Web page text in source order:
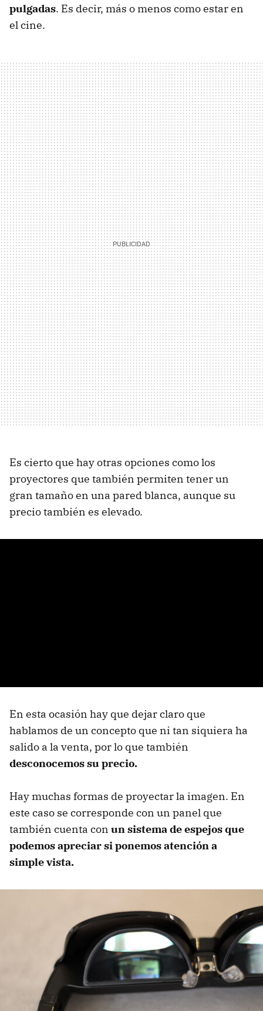
pulgadas. Es decir, más o menos como estar en
el cine.
Es cierto que hay otras opciones como los
proyectores que también permiten tener un
gran tamaño en una pared blanca, aunque su
precio también es elevado.
En esta ocasión hay que dejar claro que
hablamos de un concepto que ni tan siquiera ha
salido a la venta, por lo que también
desconocemos su precio.
Hay muchas formas de proyectar la imagen. En
este caso se corresponde con un panel que
también cuenta con un sistema de espejos que
podemos apreciar si ponemos atención a
simple vista.